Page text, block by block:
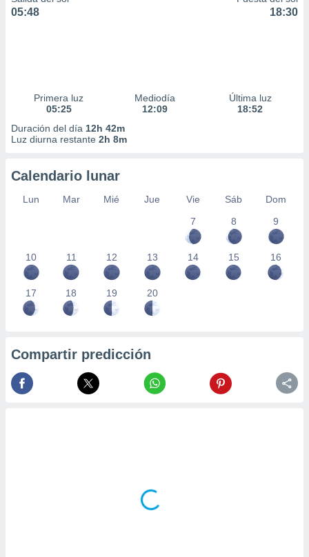
05:48 18:30
Primera luz
05:25
Mediodía
12:09
Última luz
18:52
Duración del día 12h 42m
Luz diurna restante 2h 8m
Calendario lunar
Lun Mar Mié Jue Vie Sáb
Dom
7
8 9
10 11 12 13 14 15 16
17 18 19 20
Compartir predicción